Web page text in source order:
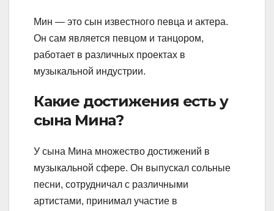
Мин — это сын известного певца и актера.
Он сам является певцом и танцором,
работает в различных проектах в
музыкальной индустрии.
Какие достижения есть у
сына Мина?
У сына Мина множество достижений в
музыкальной сфере. Он выпускал сольные
песни, сотрудничал с различными
артистами, принимал участие в